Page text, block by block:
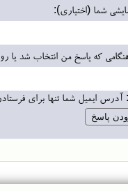
شما (اختیاری):
که پاسخ من انتخاب شد یا
آدرس ایمیل شما تنها برای